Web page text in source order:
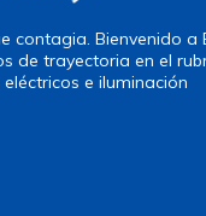
contagia. Bienvenido a
de trayectoria en el
e iluminación